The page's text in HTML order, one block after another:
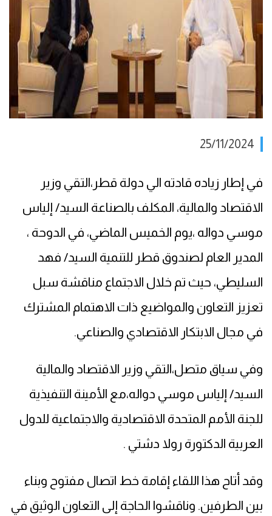
25/11/2024
في إطار زياده قادته الي دولة قطر،التقي وزير
الاقتصاد والمالية، المكلف بالصناعة السيد/ إلياس
موسي دواله ،يوم الخميس الماضي، في الدوحة ،
المدير العام لصندوق قطر للتنمية السيد/ فهد
السليطي، حيث تم خلال الاجتماع مناقشة سبل
تعزيز التعاون والمواضيع ذات الاهتمام المشترك
في مجال الابتكار الاقتصادي والصناعي.
وفي سياق متصل،التقي وزير الاقتصاد والمالية
السيد/ إلياس موسي دواله،مع الأمينة التنفيذية
للجنة الأمم المتحدة الاقتصادية والاجتماعية للدول
العربية الدكتورة رولا دشتي .
وقد أتاح هذا اللقاء إقامة خط اتصال مفتوح وبناء
بين الطرفين. وناقشوا الحاجة إلى التعاون الوثيق في